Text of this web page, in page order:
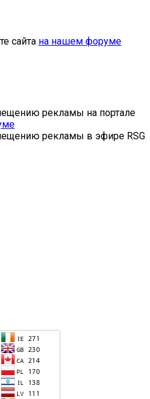
сайта на нашем форуме
рекламы на портале
рекламы в эфире RSG